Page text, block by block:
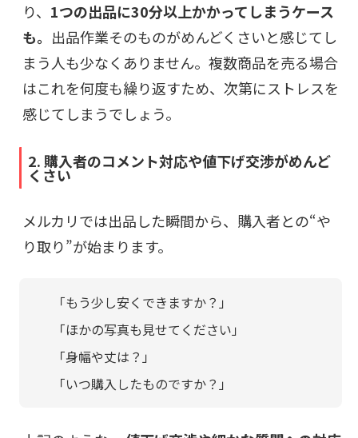
り、 1つの出品に30分以上かかってしまうケース
も。 出品作業そのものがめんどくさいと感じてし
まう人も少なくありません。複数商品を売る場合
はこれを何度も繰り返すため、次第にストレスを
感じてしまうでしょう。
2. 購入者のコメント対応や値下げ交渉がめんど
くさい
メルカリでは出品した瞬間から、購入者との“や
り取り”が始まります。
「もう少し安くできますか？」
「ほかの写真も見せてください」
「身幅や丈は？」
「いつ購入したものですか？」